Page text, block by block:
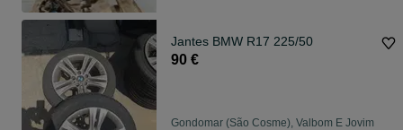
Jantes BMW R17 225/50
90 €
Gondomar (São Cosme), Valbom E Jovim